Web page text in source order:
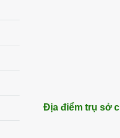
Địa điểm trụ sở